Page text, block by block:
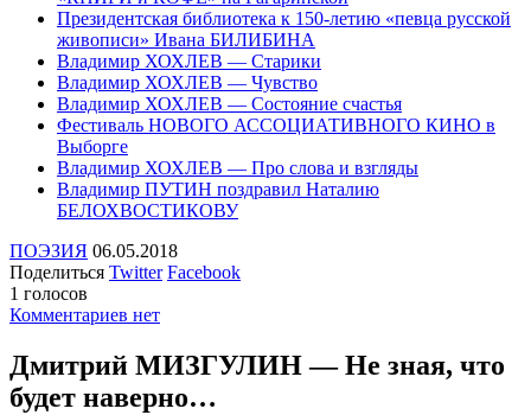
Президентская библиотека к 150-летию «певца русской
живописи» Ивана БИЛИБИНА
Владимир ХОХЛЕВ — Старики
Владимир ХОХЛЕВ — Чувство
Владимир ХОХЛЕВ — Состояние счастья
Фестиваль НОВОГО АССОЦИАТИВНОГО КИНО в
Выборге
Владимир ХОХЛЕВ — Про слова и взгляды
Владимир ПУТИН поздравил Наталию
БЕЛОХВОСТИКОВУ
ПОЭЗИЯ 06.05.2018
Поделиться Twitter Facebook
1 голосов
Комментариев нет
Дмитрий МИЗГУЛИН — Не зная, что
будет наверно…